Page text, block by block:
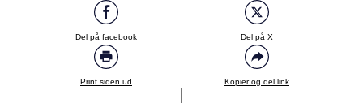
Del på facebook Del på X
Print siden ud Kopier og del link